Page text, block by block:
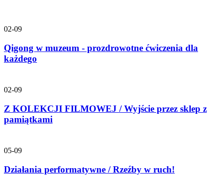
02-09
Qigong w muzeum - prozdrowotne ćwiczenia dla
każdego
02-09
Z KOLEKCJI FILMOWEJ / Wyjście przez sklep z
pamiątkami
05-09
Działania performatywne / Rzeźby w ruch!